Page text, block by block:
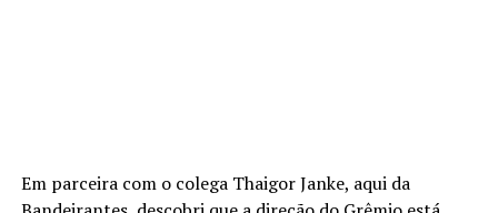
Em parceira com o colega Thaigor Janke, aqui da